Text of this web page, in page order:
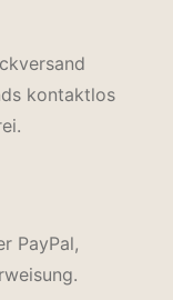
kontaktlos
PayPal,